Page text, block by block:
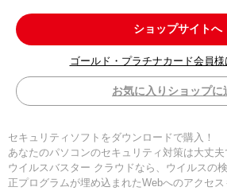
ショップサイトへ
ゴールド・プラチナカード会員様
お気に入りショップに
セキュリティソフトをダウンロードで購入！
あなたのパソコンのセキュリティ対策は大丈夫
ウイルスバスター クラウドなら、ウイルスの
正プログラムが埋め込まれたWebへのアクセ